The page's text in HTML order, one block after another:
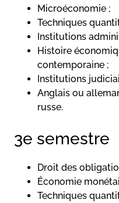
Microéconomie ;
Techniques
Institutions
Histoire
contemporaine ;
Institutions
Anglais ou
russe.
3e semestre
Droit des
Économie
Techniques